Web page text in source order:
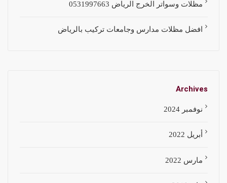
مظلات وسواتر الخرج الرياض 0531997663
افضل مظلات مدارس وجامعات تركيب بالرياض
Archives
نوفمبر 2024
أبريل 2022
مارس 2022